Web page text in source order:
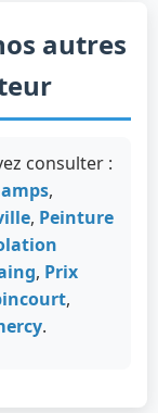
autres
consulter :
,
, Peinture
, Prix
,
.